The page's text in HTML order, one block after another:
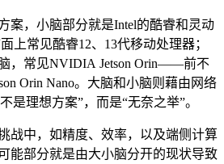
案，小脑部分就是Intel的酷睿和灵动
上常见酷睿12、13代移动处理器；
，常见NVIDIA Jetson Orin——前不
Orin Nano。大脑和小脑则藉由网络
是理想方案”，而是“无奈之举”。
战中，如精度、效率，以及端侧计算
能部分就是由大小脑分开的现状导致